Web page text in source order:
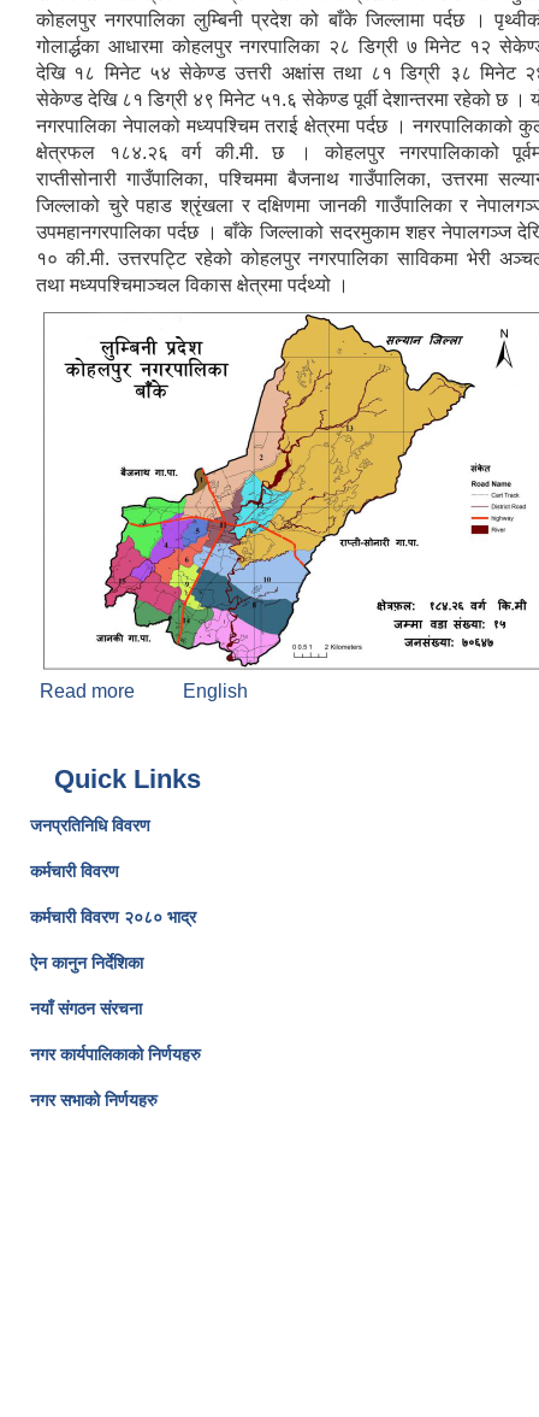
कोहलपुर नगरपालिका लुम्बिनी प्रदेश को बाँके जिल्लामा पर्दछ ।
गोलार्द्धका आधारमा कोहलपुर नगरपालिका २८ डिग्री ७ मिनेट १२
देखि १८ मिनेट ५४ सेकेण्ड उत्तरी अक्षांस तथा ८१ डिग्री ३८ मिनेट
सेकेण्ड देखि ८१ डिग्री ४९ मिनेट ५१.६ सेकेण्ड पूर्वी देशान्तरमा रहेको छ ।
नगरपालिका नेपालको मध्यपश्चिम तराई क्षेत्रमा पर्दछ । नगरपालिकाको
क्षेत्रफल १८४.२६ वर्ग की.मी. छ । कोहलपुर नगरपालिकाको
राप्तीसोनारी गाउँपालिका, पश्चिममा बैजनाथ गाउँपालिका, उत्तरमा
जिल्लाको चुरे पहाड श्रृंखला र दक्षिणमा जानकी गाउँपालिका र
उपमहानगरपालिका पर्दछ । बाँके जिल्लाको सदरमुकाम शहर नेपालगञ्ज
१० की.मी. उत्तरपट्टि रहेको कोहलपुर नगरपालिका साविकमा भेरी
तथा मध्यपश्चिमाञ्चल विकास क्षेत्रमा पर्दथ्यो ।
Read more about कोहलपुर नगरपालिकाको संक्षिप्त परिचय
English
Quick Links
जनप्रतिनिधि विवरण
कर्मचारी विवरण
कर्मचारी विवरण २०८० भाद्र
ऐन कानुन निर्देशिका
नयाँ संगठन संरचना
नगर कार्यपालिकाको निर्णयहरु
नगर सभाको निर्णयहरु